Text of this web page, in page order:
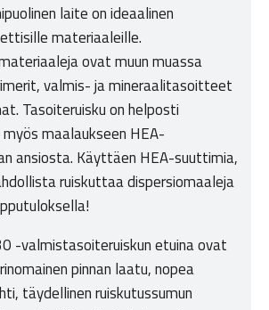
laite on ideaalinen
materiaaleille.
ovat muun muassa
valmis- ja mineraalitasoitteet
Tasoiteruisku on helposti
maalaukseen HEA-
ansiosta. Käyttäen HEA-suuttimia,
ruiskuttaa dispersiomaaleja
-valmistasoiteruiskun etuina ovat
pinnan laatu, nopea
täydellinen ruiskutussumun